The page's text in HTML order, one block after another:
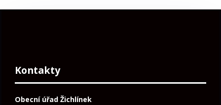
Kontakty
Obecní úřad Žichlínek